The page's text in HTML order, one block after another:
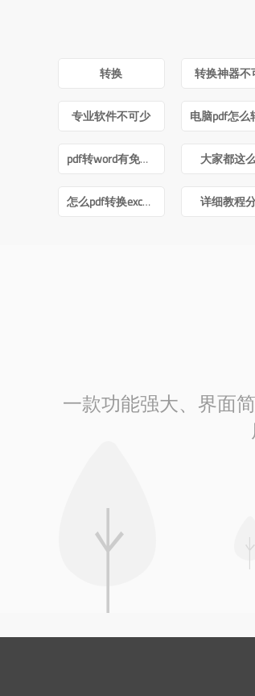
转换 转换神器不
专业软件不可少
pdf转word有免费的吗 大家都这
怎么pdf转换excel文件 详细教程
一款功能强大、界面